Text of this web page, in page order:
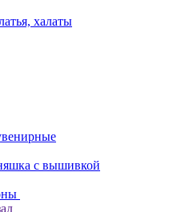
халаты
с вышивкой